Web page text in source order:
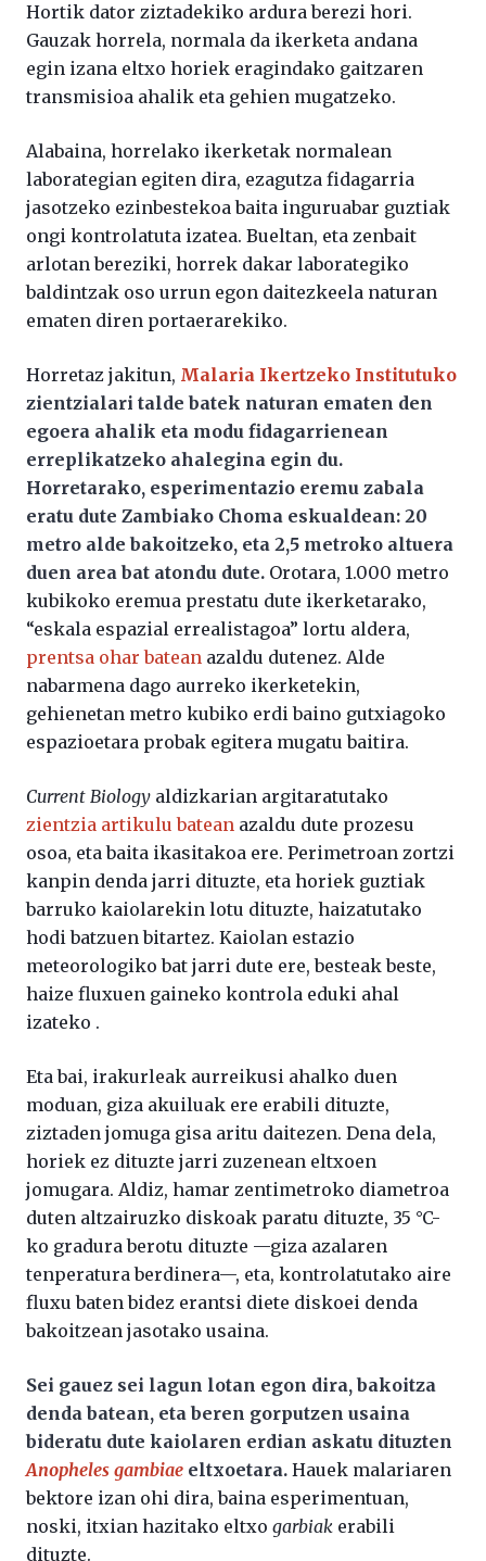
Hortik dator ziztadekiko ardura berezi hori.
Gauzak horrela, normala da ikerketa andana
egin izana eltxo horiek eragindako gaitzaren
transmisioa ahalik eta gehien mugatzeko.
Alabaina, horrelako ikerketak normalean
laborategian egiten dira, ezagutza fidagarria
jasotzeko ezinbestekoa baita inguruabar guztiak
ongi kontrolatuta izatea. Bueltan, eta zenbait
arlotan bereziki, horrek dakar laborategiko
baldintzak oso urrun egon daitezkeela naturan
ematen diren portaerarekiko.
Horretaz jakitun, Malaria Ikertzeko Institutuko
zientzialari talde batek naturan ematen den
egoera ahalik eta modu fidagarrienean
erreplikatzeko ahalegina egin du.
Horretarako, esperimentazio eremu zabala
eratu dute Zambiako Choma eskualdean: 20
metro alde bakoitzeko, eta 2,5 metroko altuera
duen area bat atondu dute. Orotara, 1.000 metro
kubikoko eremua prestatu dute ikerketarako,
“eskala espazial errealistagoa” lortu aldera,
prentsa ohar batean azaldu dutenez. Alde
nabarmena dago aurreko ikerketekin,
gehienetan metro kubiko erdi baino gutxiagoko
espazioetara probak egitera mugatu baitira.
Current Biology aldizkarian argitaratutako
zientzia artikulu batean azaldu dute prozesu
osoa, eta baita ikasitakoa ere. Perimetroan zortzi
kanpin denda jarri dituzte, eta horiek guztiak
barruko kaiolarekin lotu dituzte, haizatutako
hodi batzuen bitartez. Kaiolan estazio
meteorologiko bat jarri dute ere, besteak beste,
haize fluxuen gaineko kontrola eduki ahal
izateko .
Eta bai, irakurleak aurreikusi ahalko duen
moduan, giza akuiluak ere erabili dituzte,
ziztaden jomuga gisa aritu daitezen. Dena dela,
horiek ez dituzte jarri zuzenean eltxoen
jomugara. Aldiz, hamar zentimetroko diametroa
duten altzairuzko diskoak paratu dituzte, 35 °C-
ko gradura berotu dituzte —giza azalaren
tenperatura berdinera—, eta, kontrolatutako aire
fluxu baten bidez erantsi diete diskoei denda
bakoitzean jasotako usaina.
Sei gauez sei lagun lotan egon dira, bakoitza
denda batean, eta beren gorputzen usaina
bideratu dute kaiolaren erdian askatu dituzten
Anopheles gambiae eltxoetara. Hauek malariaren
bektore izan ohi dira, baina esperimentuan,
noski, itxian hazitako eltxo garbiak erabili
dituzte.